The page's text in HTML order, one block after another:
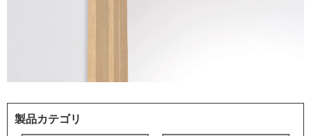
製品カテゴリ